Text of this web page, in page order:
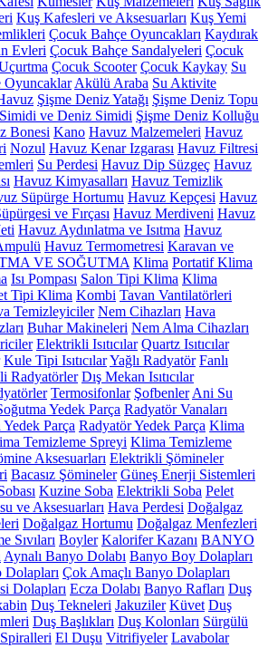
Kuş Kafesleri ve Aksesuarları Kuş Yemi
Çocuk Bahçe Oyuncakları Kaydırak
Evleri Çocuk Bahçe Sandalyeleri Çocuk
Çocuk Scooter Çocuk Kaykay Su
Oyuncaklar Akülü Araba Su Aktivite
Şişme Deniz Yatağı Şişme Deniz Topu
ve Deniz Simidi Şişme Deniz Kolluğu
Bonesi Kano Havuz Malzemeleri Havuz
Nozul Havuz Kenar Izgarası Havuz Filtresi
Su Perdesi Havuz Dip Süzgeç Havuz
Havuz Kimyasalları Havuz Temizlik
Süpürge Hortumu Havuz Kepçesi Havuz
ve Fırçası Havuz Merdiveni Havuz
Havuz Aydınlatma ve Isıtma Havuz
Havuz Termometresi Karavan ve
VE SOĞUTMA Klima Portatif Klima
Isı Pompası Salon Tipi Klima Klima
Tipi Klima Kombi Tavan Vantilatörleri
Temizleyiciler Nem Cihazları Hava
Buhar Makineleri Nem Alma Cihazları
Elektrikli Isıtıcılar Quartz Isıtıcılar
Kule Tipi IsıtıcılarYağlı Radyatör Fanlı
Radyatörler Dış Mekan Isıtıcılar
Termosifonlar Şofbenler Ani Su
Yedek Parça Radyatör Vanaları
Parça Radyatör Yedek Parça Klima
Temizleme Spreyi Klima Temizleme
Aksesuarları Elektrikli Şömineler
Bacasız Şömineler Güneş Enerji Sistemleri
Kuzine Soba Elektrikli Soba Pelet
ve Aksesuarları Hava Perdesi Doğalgaz
Doğalgaz Hortumu Doğalgaz Menfezleri
Sıvıları Boyler Kalorifer Kazanı BANYO
Aynalı Banyo Dolabı Banyo Boy Dolapları
Çok Amaçlı Banyo Dolapları
Dolapları Ecza Dolabı Banyo Rafları Duş
Duş Tekneleri Jakuziler Küvet Duş
Duş Başlıkları Duş Kolonları Sürgülü
El Duşu Vitrifiyeler Lavabolar